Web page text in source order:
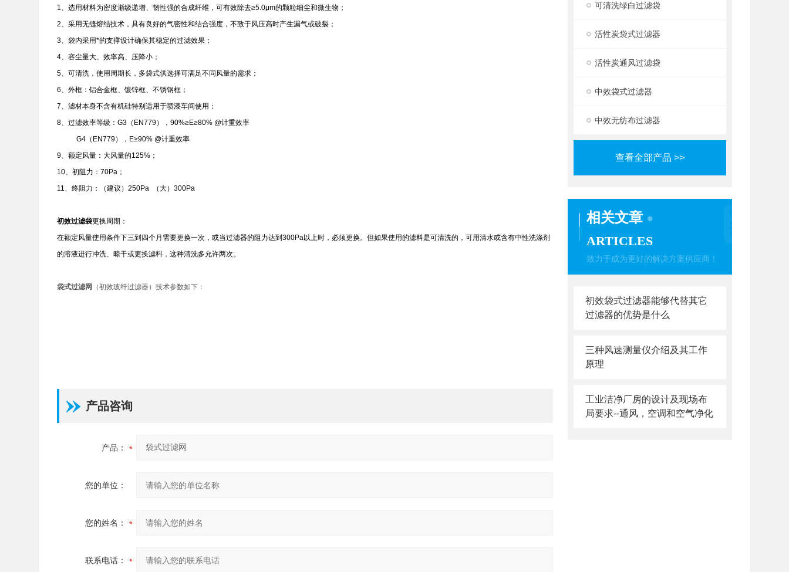
可清洗绿白过滤袋
活性炭袋式过滤器
活性炭通风过滤袋
中效袋式过滤器
中效无纺布过滤器
查看全部产品 >>
相关文章
ARTICLES
致力于成为更好的解决方案供应商！
初效袋式过滤器能够代替其它
过滤器的优势是什么
三种风速测量仪介绍及其工作
原理
工业洁净厂房的设计及现场布
局要求--通风，空调和空气净化
1、选用材料为密度渐级递增、韧性强的合成纤维，可有效除去≥5.0μm的颗粒细尘和微生物；
2、采用无缝熔结技术，具有良好的气密性和结合强度，不致于风压高时产生漏气或破裂；
3、袋内采用*的支撑设计确保其稳定的过滤效果；
4、容尘量大、效率高、压降小；
5、可清洗，使用周期长，多袋式供选择可满足不同风量的需求；
6、外框：铝合金框、镀锌框、不锈钢框；
7、滤材本身不含有机硅特别适用于喷漆车间使用；
8、过滤效率等级：G3（EN779），90%≥E≥80% @计重效率
G4（EN779），E≥90% @计重效率
9、额定风量：大风量的125%；
10、初阻力：70Pa；
11、终阻力：（建议）250Pa （大）300Pa
初效过滤袋更换周期：
在额定风量使用条件下三到四个月需要更换一次，或当过滤器的阻力达到300Pa以上时，必须更换。但如果使用的滤料是可清洗的，可用清水或含有中性洗涤剂
的溶液进行冲洗、晾干或更换滤料，这种清洗多允许两次。
袋式过滤网 （初效玻纤过滤器）技术参数如下：
产品咨询
产品：
您的单位：
您的姓名：
联系电话：